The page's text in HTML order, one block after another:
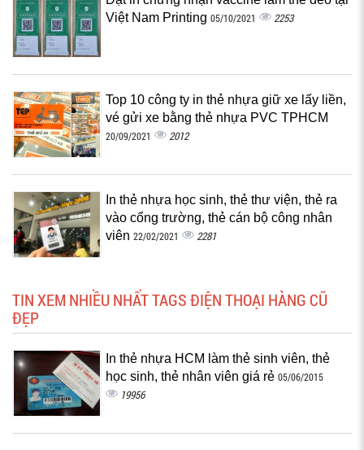
Việt Nam Printing 05/10/2021 2253
Top 10 công ty in thẻ nhựa giữ xe lấy liền,
vé gửi xe bằng thẻ nhựa PVC TPHCM
20/09/2021 2012
In thẻ nhựa học sinh, thẻ thư viện, thẻ ra
vào cổng trường, thẻ cán bộ công nhân
viên 22/02/2021 2281
TIN XEM NHIỀU NHẤT TAGS ĐIỆN THOẠI HÀNG CŨ
ĐẸP
In thẻ nhựa HCM làm thẻ sinh viên, thẻ
học sinh, thẻ nhân viên giá rẻ 05/06/2015
19956